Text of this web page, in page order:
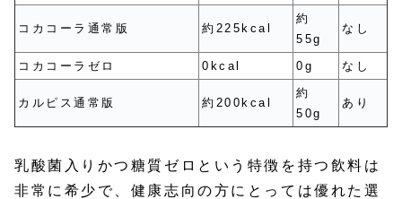
コカコーラ通常版 約225kcal
約
55g
なし
コカコーラゼロ 0kcal 0g なし
カルピス通常版 約200kcal
約
50g
あり
乳酸菌入りかつ糖質ゼロという特徴を持つ飲料は
非常に希少で、健康志向の方にとっては優れた選